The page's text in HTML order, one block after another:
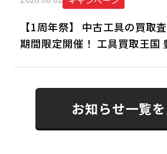
【1周年祭】 中古工具の買取
期間限定開催！ 工具買取王国
お知らせ一覧